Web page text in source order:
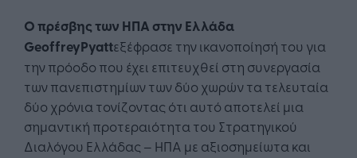
Ο πρέσβης των ΗΠΑ στην Ελλάδα
GeoffreyPyattεξέφρασε την ικανοποίησή του για
την πρόοδο που έχει επιτευχθεί στη συνεργασία
των πανεπιστημίων των δύο χωρών τα τελευταία
δύο χρόνια τονίζοντας ότι αυτό αποτελεί μια
σημαντική προτεραιότητα του Στρατηγικού
Διαλόγου Ελλάδας – ΗΠΑ με αξιοσημείωτα και